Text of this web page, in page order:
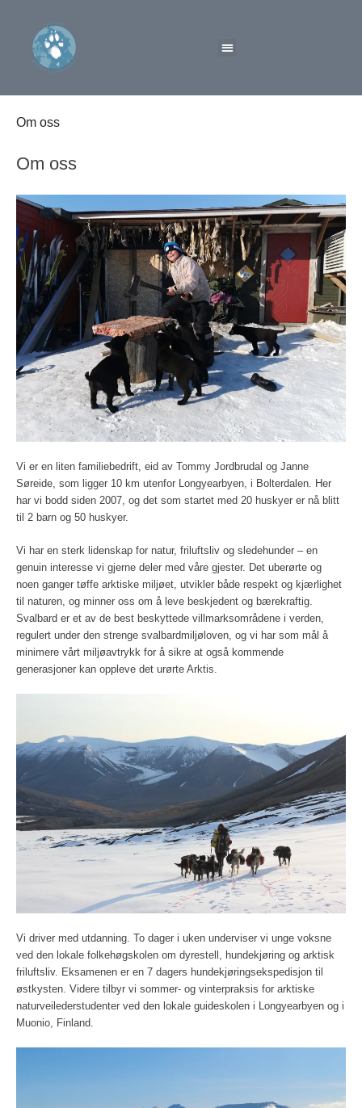
Om oss
Om oss
Vi er en liten familiebedrift, eid av Tommy Jordbrudal og Janne
Søreide, som ligger 10 km utenfor Longyearbyen, i Bolterdalen. Her
har vi bodd siden 2007, og det som startet med 20 huskyer er nå blitt
til 2 barn og 50 huskyer.
Vi har en sterk lidenskap for natur, friluftsliv og sledehunder – en
genuin interesse vi gjerne deler med våre gjester. Det uberørte og
noen ganger tøffe arktiske miljøet, utvikler både respekt og kjærlighet
til naturen, og minner oss om å leve beskjedent og bærekraftig.
Svalbard er et av de best beskyttede villmarksområdene i verden,
regulert under den strenge svalbardmiljøloven, og vi har som mål å
minimere vårt miljøavtrykk for å sikre at også kommende
generasjoner kan oppleve det urørte Arktis.
Vi driver med utdanning. To dager i uken underviser vi unge voksne
ved den lokale folkehøgskolen om dyrestell, hundekjøring og arktisk
friluftsliv. Eksamenen er en 7 dagers hundekjøringsekspedisjon til
østkysten. Videre tilbyr vi sommer- og vinterpraksis for arktiske
naturveilederstudenter ved den lokale guideskolen i Longyearbyen og i
Muonio, Finland.